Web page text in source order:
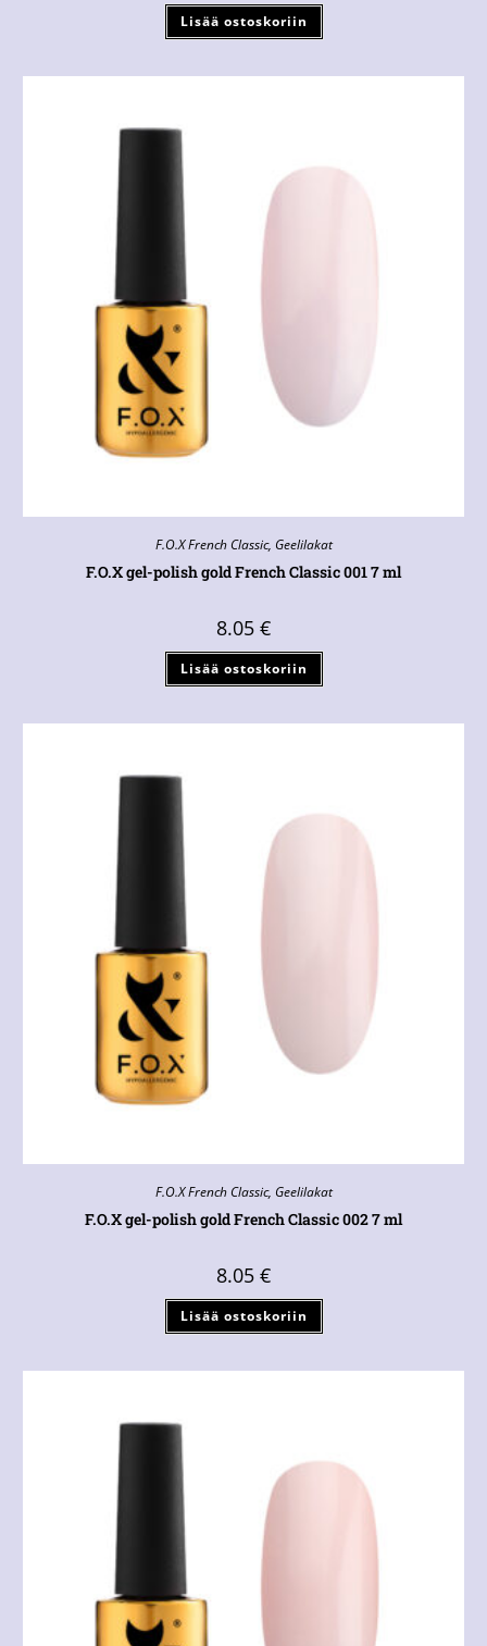
Lisää ostoskoriin
F.O.X French Classic, Geelilakat
F.O.X gel-polish gold French Classic 001 7 ml
8.05 €
Lisää ostoskoriin
F.O.X French Classic, Geelilakat
F.O.X gel-polish gold French Classic 002 7 ml
8.05 €
Lisää ostoskoriin